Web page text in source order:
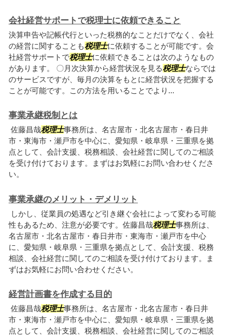
会社経営サポートで税理士に依頼できること
決算申告や記帳代行といった税務的なことだけでなく、会社
の経営に関することも税理士に依頼することが可能です。会
社経営サポートで税理士に依頼できることは次のようなもの
があります。 〇月次決算から経営状況を見る税理士ならでは
のサービスですが、毎月の決算をもとに経営状況を把握する
ことが可能です。この方法を用いることでより...
事業承継税制とは
佐藤昌哉税理士事務所は、名古屋市・北名古屋市・春日井
市・東海市・瀬戸市を中心に、愛知県・岐阜県・三重県を拠
点として、会計支援、税務相談、会社経営に関してのご相談
を受け付けております。まずはお気軽にお問い合わせくださ
い。
事業承継のメリット・デメリット
しかし、従業員の処遇など引き継ぐ会社によって変わる可能
性もあるため、注意が必要です。佐藤昌哉税理士事務所は、
名古屋市・北名古屋市・春日井市・東海市・瀬戸市を中心
に、愛知県・岐阜県・三重県を拠点として、会計支援、税務
相談、会社経営に関してのご相談を受け付けております。ま
ずはお気軽にお問い合わせください。
経営計画書を作成する目的
佐藤昌哉税理士事務所は、名古屋市・北名古屋市・春日井
市・東海市・瀬戸市を中心に、愛知県・岐阜県・三重県を拠
点として、会計支援、税務相談、会社経営に関してのご相談